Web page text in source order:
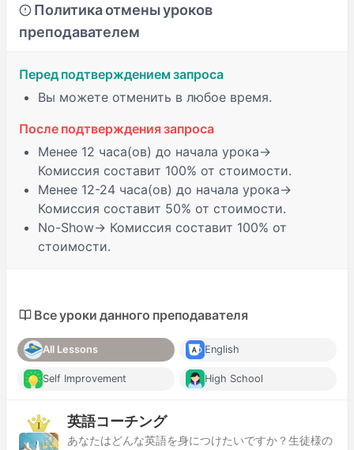
Политика отмены уроков
преподавателем
Перед подтверждением запроса
Вы можете отменить в любое время.
После подтверждения запроса
Менее 12 часа(ов) до начала урока→
Комиссия составит 100% от стоимости.
Менее 12-24 часа(ов) до начала урока→
Комиссия составит 50% от стоимости.
No-Show→ Комиссия составит 100% от
стоимости.
Все уроки данного преподавателя
All Lessons English
Self Improvement High School
英語コーチング
あなたはどんな英語を身につけたいですか？生徒様の